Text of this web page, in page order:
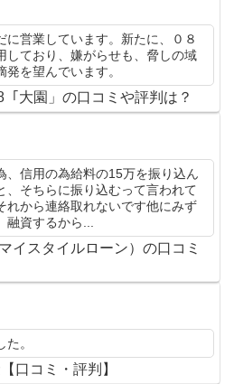
営業しています。新たに、０８
しており、嫌がらせも、脅しの域
を望んでいます。
大園」の口コミや評判は？
、信用の為給料の15万を振り込ん
、そちらに振り込むって言われて
れから連絡取れないです他にみず
融資するから...
イスタイルローン）の口コミ
。
口コミ・評判】